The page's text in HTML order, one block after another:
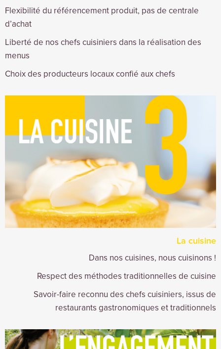
Flexibilité du référencement produit, pas de centrale
d’achat
Liberté de nos chefs cuisiniers dans la réalisation des
menus
Choix des producteurs locaux confié aux chefs
La cuisine
Dans nos cuisines, nous cuisinons !
Respect des méthodes traditionnelles de cuisine
Savoir-faire reconnu des chefs cuisiniers, issus de
restaurants gastronomiques et traditionnels